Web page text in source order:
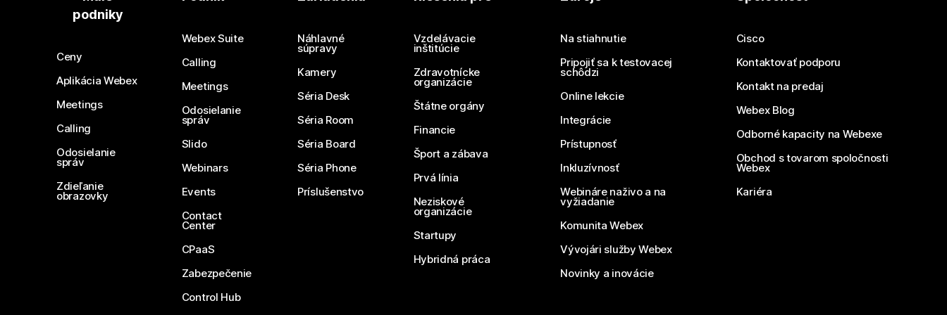
Odoslať otázku
podniky
Ceny
Aplikácia Webex
Meetings
Calling
Odosielanie
správ
Zdieľanie
obrazovky
Webex Suite
Calling
Meetings
Odosielanie
správ
Slido
Webinars
Events
Contact
Center
CPaaS
Zabezpečenie
Control Hub
Náhlavné
súpravy
Kamery
Séria Desk
Séria Room
Séria Board
Séria Phone
Príslušenstvo
Vzdelávacie
inštitúcie
Zdravotnícke
organizácie
Štátne orgány
Financie
Šport a zábava
Prvá línia
Neziskové
organizácie
Startupy
Hybridná práca
Na stiahnutie
Pripojiť sa k testovacej
schôdzi
Online lekcie
Integrácie
Prístupnosť
Inkluzívnosť
Webináre naživo a na
vyžiadanie
Komunita Webex
Vývojári služby Webex
Novinky a inovácie
Cisco
Kontaktovať podporu
Kontakt na predaj
Webex Blog
Odborné kapacity na Webexe
Obchod s tovarom spoločnosti
Webex
Kariéra